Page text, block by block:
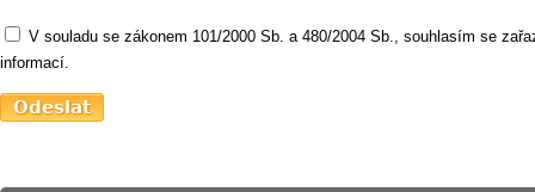
V souladu se zákonem 101/2000 Sb. a 480/2004 Sb., souhlasím se
informací.